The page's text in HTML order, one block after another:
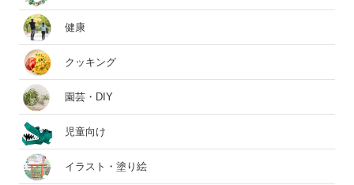
健康
クッキング
園芸・DIY
児童向け
イラスト・塗り絵